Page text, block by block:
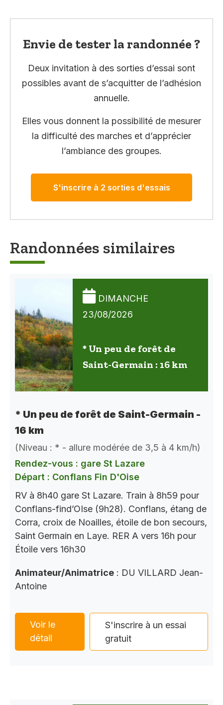
Envie de tester la randonnée ?
Deux invitation à des sorties d’essai sont
possibles avant de s’acquitter de l’adhésion
annuelle.
Elles vous donnent la possibilité de mesurer
la difficulté des marches et d’apprécier
l’ambiance des groupes.
S'inscrire à 2 sorties d'essais
Randonnées similaires
DIMANCHE
23/08/2026
* Un peu de forêt de
Saint-Germain : 16 km
* Un peu de forêt de Saint-Germain -
16 km
(Niveau : * - allure modérée de 3,5 à 4 km/h)
Rendez-vous : gare St Lazare
Départ : Conflans Fin D'Oise
RV à 8h40 gare St Lazare. Train à 8h59 pour
Conflans-find’OIse (9h28). Conflans, étang de
Corra, croix de Noailles, étoile de bon secours,
Saint Germain en Laye. RER A vers 16h pour
Étoile vers 16h30
Animateur/Animatrice : DU VILLARD Jean-
Antoine
Voir le
détail
S'inscrire à un essai
gratuit